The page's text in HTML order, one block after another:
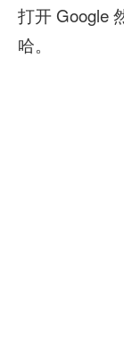
打开 Google
哈。